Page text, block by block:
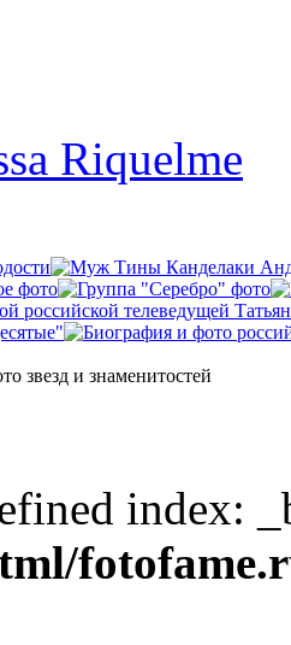
Riquelme
звезд и знаменитостей
index: